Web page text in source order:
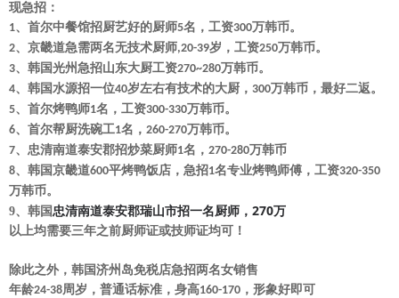
现急招：
1、首尔中餐馆招厨艺好的厨师5名，工资300万韩币。
2、京畿道急需两名无技术厨师,20-39岁，工资250万韩币。
3、韩国光州急招山东大厨工资270~280万韩币。
4、韩国水源招一位40岁左右有技术的大厨， 300万韩币，最好二返。
5、首尔烤鸭师1名，工资300-330万韩币。
6、首尔帮厨洗碗工1名， 260-270万韩币。
7、忠清南道泰安郡招炒菜厨师1名， 270-280万韩币
8、韩国京畿道600平烤鸭饭店，急招1名专业烤鸭师傅，工资320-350
万韩币。
9、 韩国忠清南道泰安郡瑞山市招一名厨师， 270万
以上均需要三年之前厨师证或技师证均可！
除此之外，韩国济州岛免税店急招两名女销售
年龄24-38周岁，普通话标准，身高160-170 ，形象好即可